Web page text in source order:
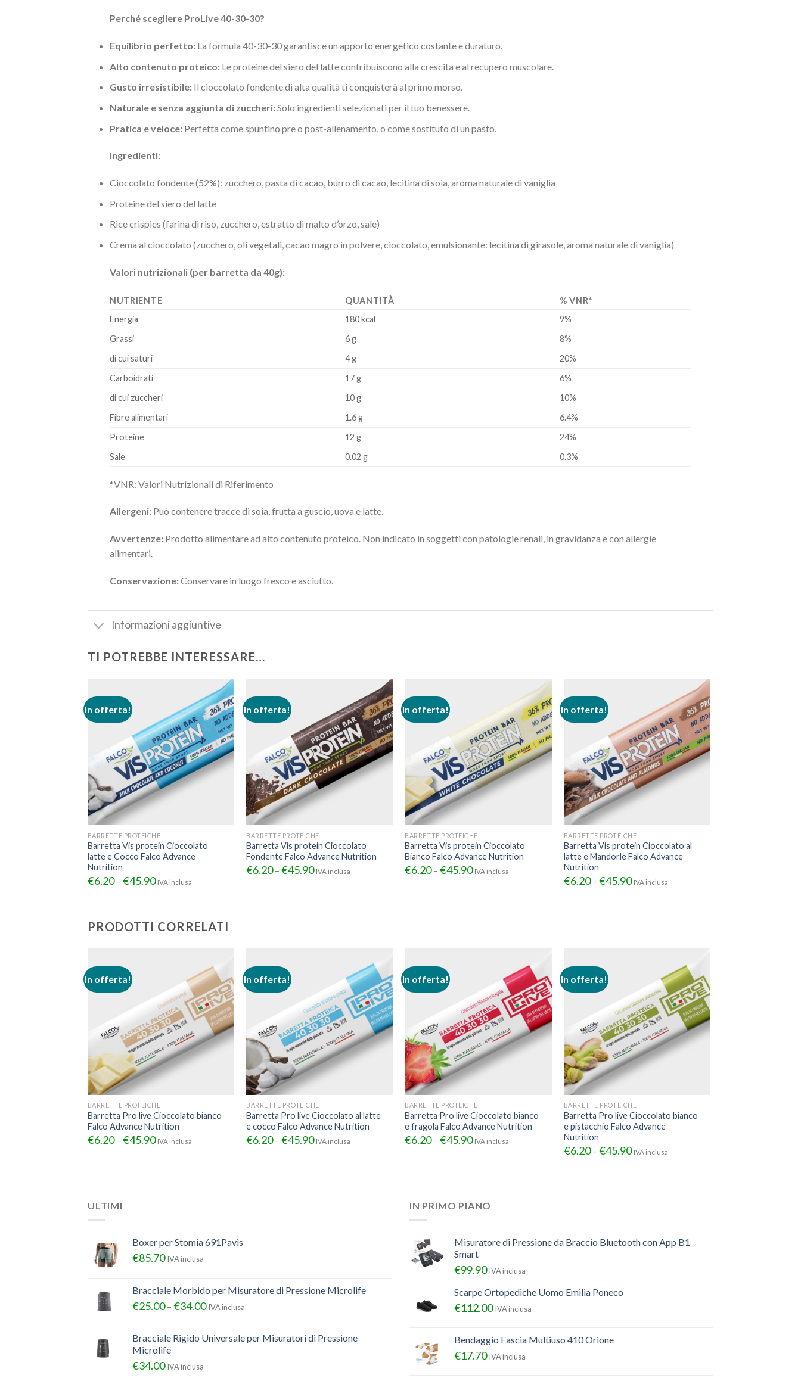
Perché scegliere ProLive 40-30-30?
Equilibrio perfetto:La formula 40-30-30 garantisce un apporto energetico costante e duraturo.
Alto contenuto proteico:Le proteine del siero del latte contribuiscono alla crescita e al recupero muscolare.
Gusto irresistibile:Il cioccolato fondente di alta qualità ti conquisterà al primo morso.
Naturale e senza aggiunta di zuccheri:Solo ingredienti selezionati per il tuo benessere.
Pratica e veloce:Perfetta come spuntino pre o post-allenamento, o come sostituto di un pasto.
Ingredienti:
Cioccolato fondente (52%): zucchero, pasta di cacao, burro di cacao, lecitina di soia, aroma naturale di vaniglia
Proteine del siero del latte
Rice crispies (farina di riso, zucchero, estratto di malto d’orzo, sale)
Crema al cioccolato (zucchero, oli vegetali, cacao magro in polvere, cioccolato, emulsionante: lecitina di girasole, aroma naturale di vaniglia)
Valori nutrizionali (per barretta da 40g):
NUTRIENTE QUANTITÀ
% VNR*
Energia
180 kcal
9%
Grassi
6 g
8%
di cui saturi
4 g
20%
Carboidrati
17 g
6%
di cui zuccheri
10 g
10%
Fibre alimentari
1.6 g
6.4%
Proteine
12 g
24%
Sale
0.02 g 0.3%
*VNR: Valori Nutrizionali di Riferimento
Allergeni:Può contenere tracce di soia, frutta a guscio, uova e latte.
Avvertenze:Prodotto alimentare ad alto contenuto proteico. Non indicato in soggetti con patologie renali, in gravidanza e con allergie
alimentari.
Conservazione:Conservare in luogo fresco e asciutto.
Informazioni aggiuntive
TI POTREBBE INTERESSARE…
In offerta!
BARRETTE PROTEICHE
Barretta Vis protein Cioccolato
latte e Cocco Falco Advance
Nutrition
€6.20– €45.90 IVA inclusa
In offerta!
BARRETTE PROTEICHE
Barretta Vis protein Cioccolato
Fondente Falco Advance Nutrition
€6.20–€45.90 IVA inclusa
In offerta!
BARRETTE PROTEICHE
Barretta Vis protein Cioccolato
Bianco Falco Advance Nutrition
€6.20–€45.90 IVA inclusa
In offerta!
BARRETTE PROTEICHE
Barretta Vis protein Cioccolato al
latte e Mandorle Falco Advance
Nutrition
€6.20– €45.90 IVA inclusa
PRODOTTI CORRELATI
In offerta!
BARRETTE PROTEICHE
Barretta Pro live Cioccolato bianco
Falco Advance Nutrition
€6.20– €45.90 IVA inclusa
In offerta!
BARRETTE PROTEICHE
Barretta Pro live Cioccolato al latte
e cocco Falco Advance Nutrition
€6.20–€45.90 IVA inclusa
In offerta!
BARRETTE PROTEICHE
Barretta Pro live Cioccolato bianco
e fragola Falco Advance Nutrition
€6.20–€45.90 IVA inclusa
In offerta!
BARRETTE PROTEICHE
Barretta Pro live Cioccolato bianco
e pistacchio Falco Advance
Nutrition
€6.20– €45.90 IVA inclusa
ULTIMI
Boxer per Stomia 691Pavis
€85.70 IVA inclusa
Bracciale Morbido per Misuratore di Pressione Microlife
€25.00– €34.00 IVA inclusa
Bracciale Rigido Universale per Misuratori di Pressione
Microlife
€34.00 IVA inclusa
IN PRIMO PIANO
Misuratore di Pressione da Braccio Bluetooth con App B1
Smart
€99.90 IVA inclusa
Scarpe Ortopediche Uomo Emilia Poneco
€112.00 IVA inclusa
Bendaggio Fascia Multiuso 410 Orione
€17.70 IVA inclusa